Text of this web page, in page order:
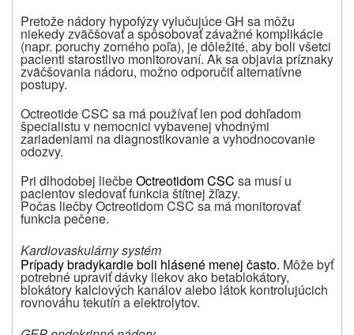
Pretože nádory hypofýzy vylučujúce GH sa môžu
niekedy zväčšovať a spôsobovať závažné komplikácie
(napr. poruchy zorného poľa), je dôležité, aby boli všetci
pacienti starostlivo monitorovaní. Ak sa objavia príznaky
zväčšovania nádoru, možno odporučiť alternatívne
postupy.
Octreotide CSC sa má používať len pod dohľadom
špecialistu v nemocnici vybavenej vhodnými
zariadeniami na diagnostikovanie a vyhodnocovanie
odozvy.
Pri dlhodobej liečbeOctreotidom CSC sa musí u
pacientov sledovať funkcia štítnej žľazy.
Počas liečby Octreotidom CSC sa má monitorovať
funkcia pečene.
Kardiovaskulárny systém
Prípady bradykardie boli hlásené menej často. Môže byť
potrebné upraviť dávky liekov ako betablokátory,
blokátory kalciových kanálov alebo látok kontrolujúcich
rovnováhu tekutín a elektrolytov.